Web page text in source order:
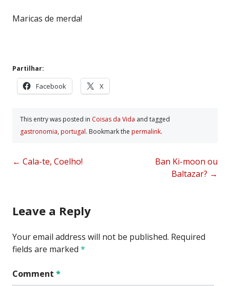
Maricas de merda!
Partilhar:
Facebook X
This entry was posted in Coisas da Vida and tagged
gastronomia, portugal. Bookmark the permalink.
Post
← Cala-te, Coelho!
Ban Ki-moon ou
Baltazar? →
Leave a Reply
Your email address will not be published. Required
fields are marked *
Comment *